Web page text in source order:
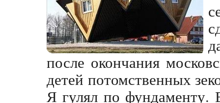
после окончания
детей потомственных
Я гулял по фундаменту.